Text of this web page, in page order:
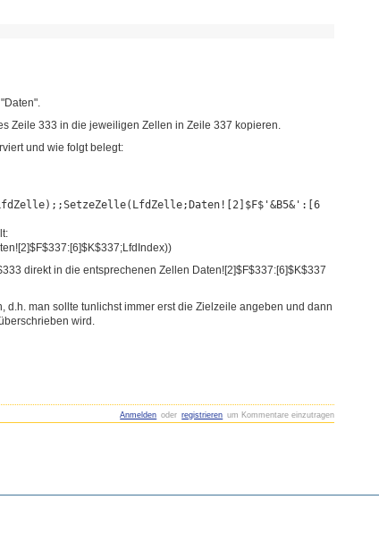
Zeile 333 in die jeweiligen Zellen in Zeile 337 kopieren.
und wie folgt belegt:
LfdZelle;Daten![2]$F$'&B5&':[6
$337;LfdIndex))
direkt in die entsprechenen Zellen Daten![2]$F$337:[6]$K$337
man sollte tunlichst immer erst die Zielzeile angeben und dann
wird.
Anmelden oder registrieren um Kommentare einzutragen